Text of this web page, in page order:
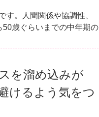
す。人間関係や協調性、
歳ぐらいまでの中年期の
を溜め込みが
けるよう気をつ